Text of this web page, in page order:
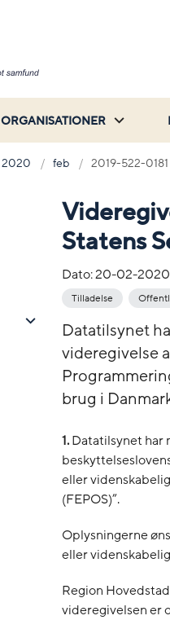
ORGANISATIONER
2020 feb 2019-522-0181
Statens
Dato:20-02-2020
Tilladelse
Datatilsynet
videregivelse
brug i
1.Datatilsynet har
eller
(FEPOS)”.
Oplysningerne
eller
Region
videregivelsen er